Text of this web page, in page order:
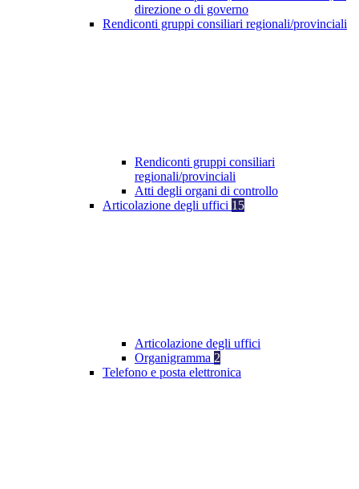
direzione o di governo
Rendiconti gruppi consiliari regionali/provinciali
Rendiconti gruppi consiliari
regionali/provinciali
Atti degli organi di controllo
Articolazione degli uffici 15
Articolazione degli uffici
Organigramma 2
Telefono e posta elettronica